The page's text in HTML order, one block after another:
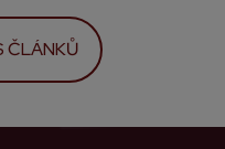
ČLÁNKŮ